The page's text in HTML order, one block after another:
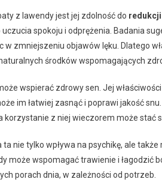
z lawendy jest jej zdolność do
spokoju i odprężenia. Badania
w zmniejszeniu objawów lęku. Dlatego
środków wspomagających
wspierać zdrowy sen. Jej
im łatwiej zasnąć i poprawi jakość
z niej wieczorem może stać
nie tylko wpływa na psychikę, ale
może wspomagać trawienie i łagodzić
porach dnia, w zależności od potrzeb.